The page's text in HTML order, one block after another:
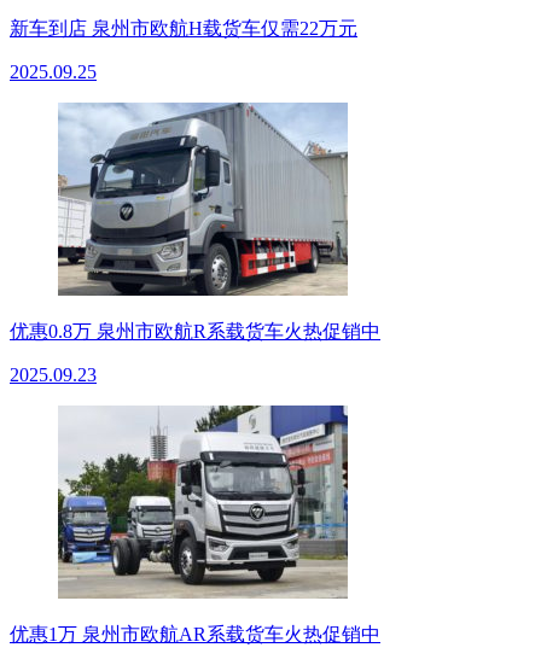
新车到店 泉州市欧航H载货车仅需22万元
2025.09.25
优惠0.8万 泉州市欧航R系载货车火热促销中
2025.09.23
优惠1万 泉州市欧航AR系载货车火热促销中